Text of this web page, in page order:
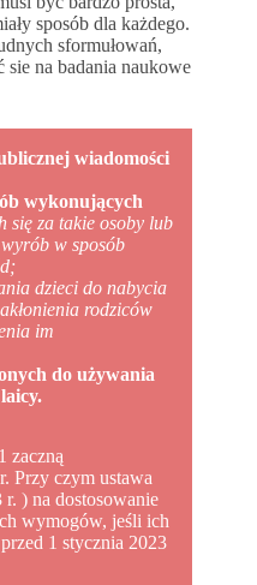
sposób dla każdego.
sformułowań,
na badania naukowe
wiadomości
wykonujących
się za takie osoby lub
w sposób
dzieci do nabycia
rodziców
im
do używania
zaczną
Przy czym ustawa
) na dostosowanie
wymogów, jeśli ich
1 stycznia 2023